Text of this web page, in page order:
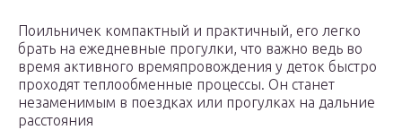
Поильничек компактный и практичный, его легко
брать на ежедневные прогулки, что важно ведь во
время активного времяпровождения у деток быстро
проходят теплообменные процессы. Он станет
незаменимым в поездках или прогулках на дальние
расстояния